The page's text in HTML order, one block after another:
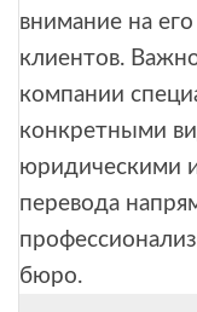
внимание на
клиентов.
компании
конкретными
юридическими
перевода
бюро.